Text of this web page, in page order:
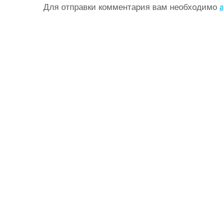
Для отправки комментария вам необходимо